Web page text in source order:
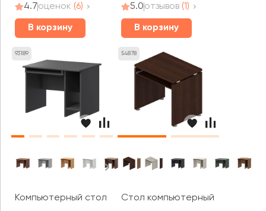
4.7оценок (6)
В корзину
5.0отзывов (1)
В корзину
93189
Компьютерный стол А-012 Арго
54878
Стол компьютерный Gr-8k